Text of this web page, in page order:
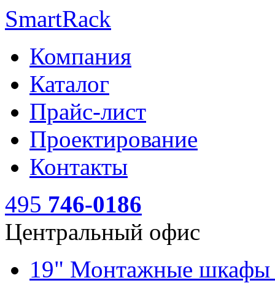
SmartRack
Компания
Каталог
Прайс-лист
Проектирование
Контакты
495 746-0186
Центральный офис
19" Монтажные